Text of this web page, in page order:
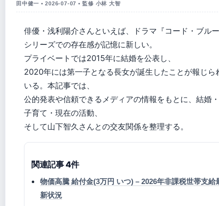
田中健一 • 2026-07-07 • 監修 小林 大智
俳優・浅利陽介さんといえば、ドラマ『コード・ブル
シリーズでの存在感が記憶に新しい。
プライベートでは2015年に結婚を公表し、
2020年には第一子となる長女が誕生したことが報じら
いる。本記事では、
公的発表や信頼できるメディアの情報をもとに、結婚・
子育て・現在の活動、
そして山下智久さんとの交友関係を整理する。
関連記事 4件
物価高騰 給付金(3万円 いつ) – 2026年非課税世帯支給
新状況